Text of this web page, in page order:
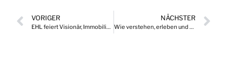
VORIGER
EHL feiert Visionär, Immobilienprofi und langjährigen Freund
NÄCHSTER
Wie verstehen, erleben und praktizieren Studierende Persönlichkeitsentwicklung?